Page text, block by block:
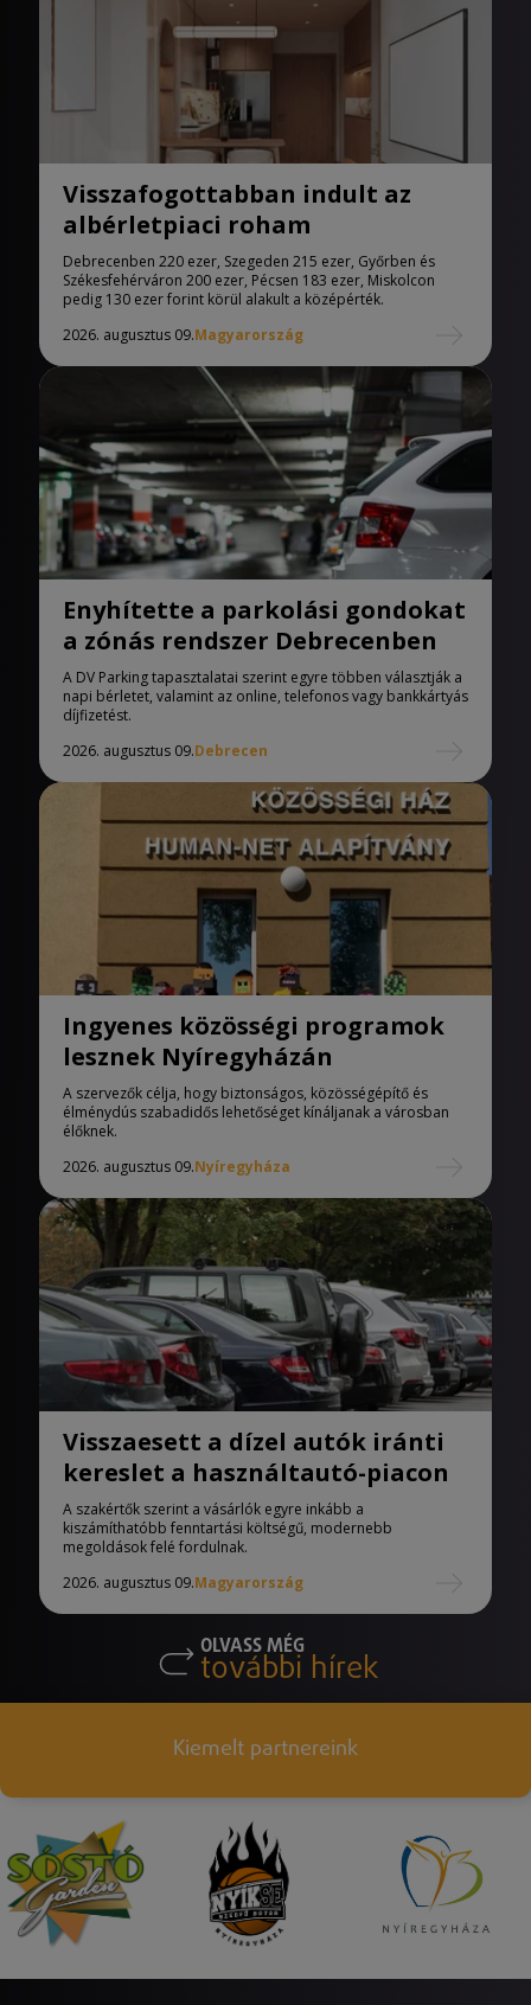
Visszafogottabban indult az
albérletpiaci roham
Debrecenben 220 ezer, Szegeden 215 ezer, Győrben és
Székesfehérváron 200 ezer, Pécsen 183 ezer, Miskolcon
pedig 130 ezer forint körül alakult a középérték.
2026. augusztus 09.Magyarország
Enyhítette a parkolási gondokat
a zónás rendszer Debrecenben
A DV Parking tapasztalatai szerint egyre többen választják a
napi bérletet, valamint az online, telefonos vagy bankkártyás
díjfizetést.
2026. augusztus 09.Debrecen
Ingyenes közösségi programok
lesznek Nyíregyházán
A szervezők célja, hogy biztonságos, közösségépítő és
élménydús szabadidős lehetőséget kínáljanak a városban
élőknek.
2026. augusztus 09.Nyíregyháza
Visszaesett a dízel autók iránti
kereslet a használtautó-piacon
A szakértők szerint a vásárlók egyre inkább a
kiszámíthatóbb fenntartási költségű, modernebb
megoldások felé fordulnak.
2026. augusztus 09.Magyarország
OLVASS MÉG
további hírek
Kiemelt partnereink